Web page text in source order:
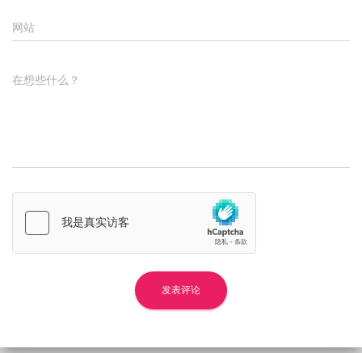
网站
在想些什么？